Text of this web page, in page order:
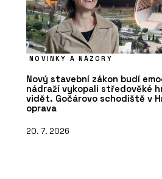
NOVINKY A NÁZORY
Nový stavební zákon budí
nádraží vykopali středověké
vidět. Gočárovo schodiště v
oprava
20. 7. 2026